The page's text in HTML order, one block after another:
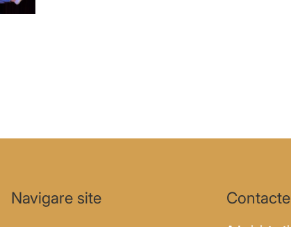
Navigare site Contacte